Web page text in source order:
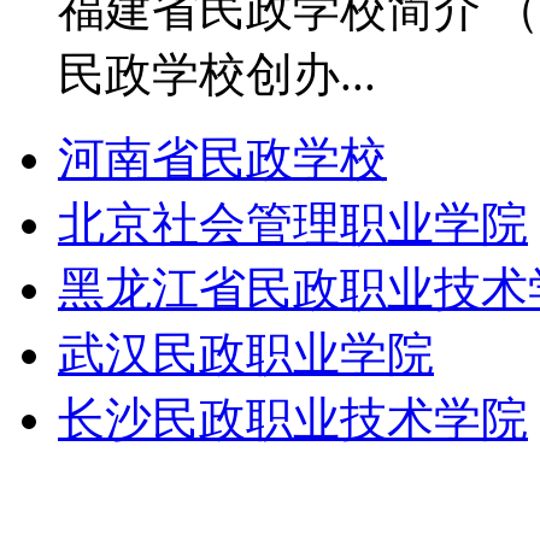
民政学校创办...
河南省民政学校
北京社会管理职业学院
黑龙江省民政职业技术
武汉民政职业学院
长沙民政职业技术学院